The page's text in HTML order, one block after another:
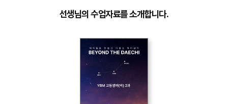
선생님의 수업자료를 소개합니다.